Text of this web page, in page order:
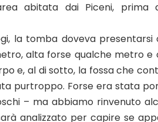
abitata dai Piceni, prima
la tomba doveva presentarsi
alta forse qualche metro e
e, al di sotto, la fossa che
purtroppo. Forse era stata
– ma abbiamo rinvenuto
analizzato per capire se